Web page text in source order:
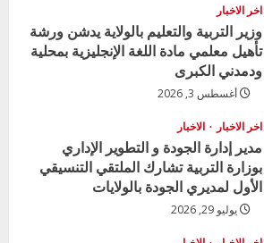
اخر الاخبار
وزير التربية والتعليم بالولاية يدشن ورشة
تأهيل معلمي مادة اللغة الإنجليزية بمحلية
ودمدني الكبرى
أغسطس 3, 2026
اخر الاخبار الاخبار
مدير إدارة الجودة و التطوير الإداري
بوزارة التربية تشارك الملتقي التنسيقي
الأول لمديري الجودة بالولايات
يوليو 29, 2026